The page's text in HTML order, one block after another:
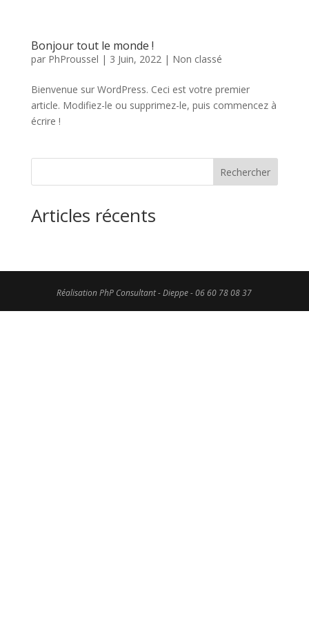
Bonjour tout le monde !
par PhProussel | 3 Juin, 2022| Non classé
Bienvenue sur WordPress. Ceci est votre premier
article. Modifiez-le ou supprimez-le, puis commencez à
écrire !
Rechercher
Articles récents
Réalisation PhP Consultant - Dieppe - 06 60 78 08 37